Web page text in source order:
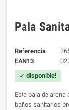
Pala
Referencia
EAN13
check disponible!
Esta pala de
baños sanitarios